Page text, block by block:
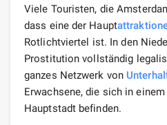
Viele Touristen, die
dass eine der Haupt
Rotlichtviertel ist. In den
Prostitution vollständig
ganzes Netzwerk von
Erwachsene, die sich in
Hauptstadt befinden.